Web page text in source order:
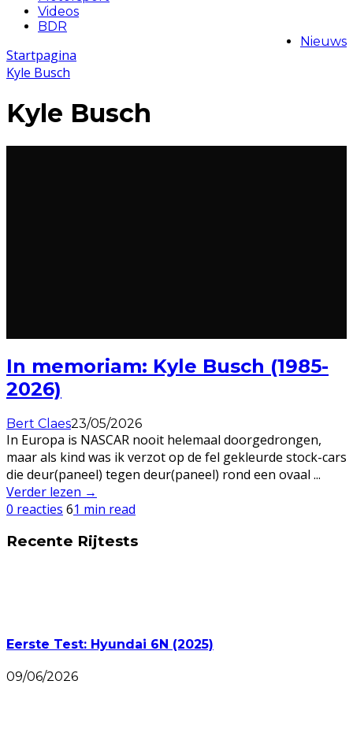
Videos
BDR
Nieuws
Startpagina
Kyle Busch
Kyle Busch
In memoriam: Kyle Busch (1985-
2026)
Bert Claes23/05/2026
In Europa is NASCAR nooit helemaal doorgedrongen,
maar als kind was ik verzot op de fel gekleurde stock-cars
die deur(paneel) tegen deur(paneel) rond een ovaal ...
Verder lezen →
0 reacties 61 min read
Recente Rijtests
Eerste Test: Hyundai 6N (2025)
09/06/2026